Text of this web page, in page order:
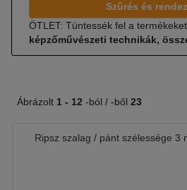
Szűrés és
ÖTLET: Tüntessék fel a termékeket
képzőművészeti technikák,
Ábrázolt 1 - 12 -ból / -ből 23
Ripsz szalag / pánt szélessége 3